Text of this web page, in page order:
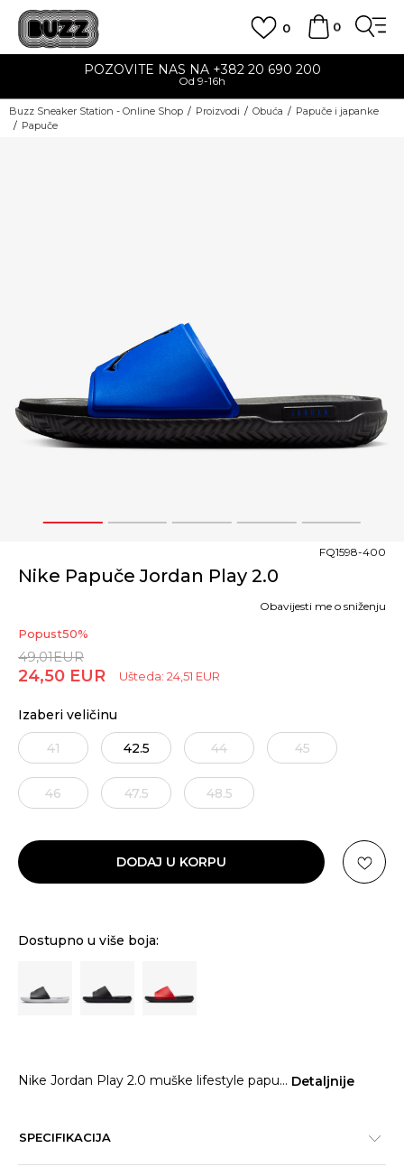
0
0
POZOVITE NAS NA +382 20 690 200
Od 9-16h
Buzz Sneaker Station - Online Shop Proizvodi Obuća
Papuče i japanke
Papuče
1 2 3 4 5
Nike Papuče Jordan Play 2.0
FQ1598-400
Popust50%
49,01EUR
24,50 EUR Ušteda: 24,51 EUR
Obavijesti me o sniženju
Izaberi veličinu
41 42.5 44 45
46 47.5 48.5
DODAJ U KORPU
Dostupno u više boja:
Nike Jordan Play 2.0 muške lifestyle papu... Detaljnije
SPECIFIKACIJA